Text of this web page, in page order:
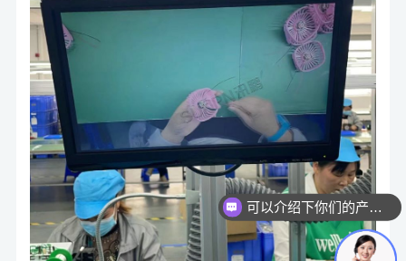
可以介绍下你们的产品么？
你们是怎么收费的呢？